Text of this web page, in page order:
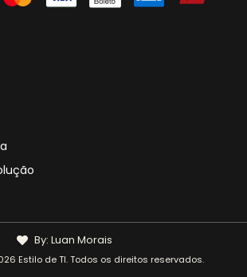
Estilo de TI. Todos os direitos reservados.
By: Luan Morais